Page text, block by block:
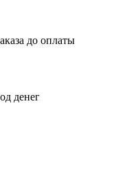
до оплаты
денег